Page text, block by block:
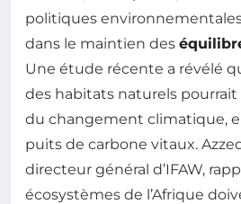
politiques
dans le maintien des
Une étude récente a révélé
des habitats naturels
du changement climatique,
puits de carbone vitaux.
directeur général d’IFAW,
écosystèmes de l’Afrique